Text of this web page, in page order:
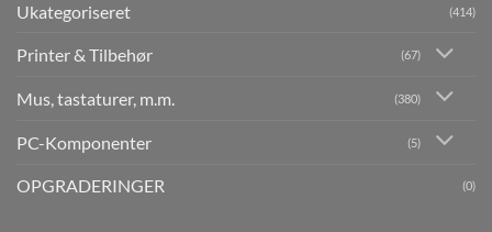
Ukategoriseret (414)
Printer & Tilbehør (67)
Mus, tastaturer, m.m. (380)
PC-Komponenter (5)
OPGRADERINGER (0)